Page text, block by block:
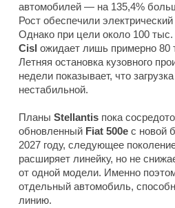
автомобилей — на 135,4%
Рост обеспечили
Однако при цели около 100
Cisl ожидает лишь примерно 80
Летняя остановка кузовного
недели показывает, что
нестабильной.
Планы Stellantis пока
обновленный Fiat 500e с новой
2027 году, следующее
расширяет линейку, но не
от одной модели. Именно
отдельный автомобиль,
линию.